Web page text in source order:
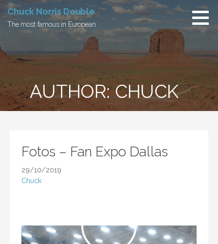
Skip
content
Chuck Norris Double
The most famous in European
AUTHOR: CHUCK
Fotos – Fan Expo Dallas
29/10/2019
Chuck